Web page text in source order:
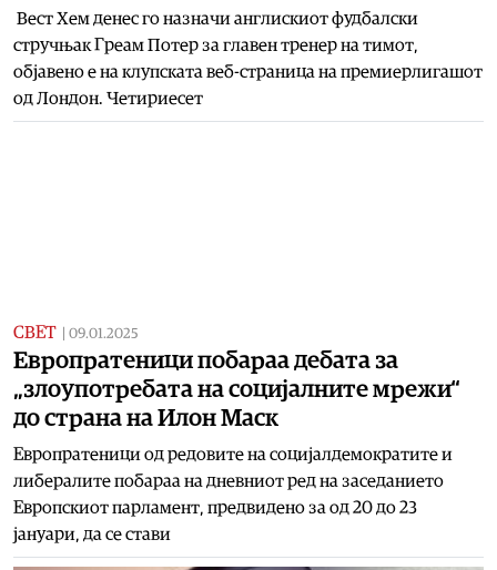
Вест Хем денес го назначи англискиот фудбалски
стручњак Греам Потер за главен тренер на тимот,
објавено е на клупската веб-страница на премиерлигашот
од Лондон. Четириесет
СВЕТ 09.01.2025
Европратеници побараa дебата за
„злоупотребата на социјалните мрежи“
до страна на Илон Маск
Европратеници од редовите на социјалдемократите и
либералите побараа на дневниот ред на заседанието
Европскиот парламент, предвидено за од 20 до 23
јануари, да се стави